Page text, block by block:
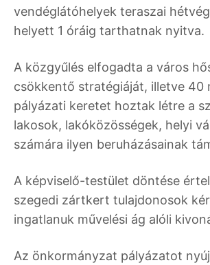
vendéglátóhelyek teraszai
helyett 1 óráig tarthatnak nyitva.
A közgyűlés elfogadta a város
csökkentő stratégiáját, illetve 40
pályázati keretet hoztak létre a
lakosok, lakóközösségek, helyi
számára ilyen beruházásainak
A képviselő-testület döntése
szegedi zártkert tulajdonosok
ingatlanuk művelési ág alóli
Az önkormányzat pályázatot